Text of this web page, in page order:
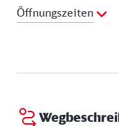
Telefon:0771
E-Mail Adresse:
Öffnungszeiten